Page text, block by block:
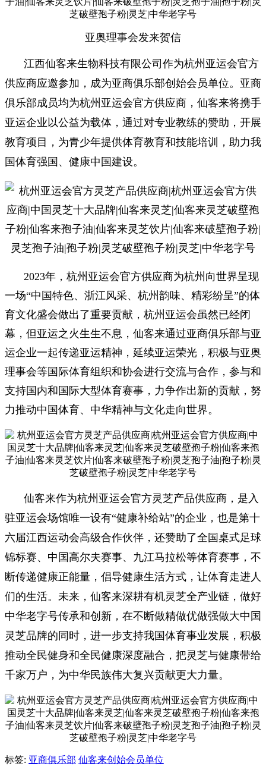
亚奥理事会发来贺信
江西仙客来生物科技有限公司作为杭州亚运会官方
供应商应邀参加，成为亚商俱乐部创始会员单位。亚商
俱乐部成员均为杭州亚运会官方供应商，仙客来将携手
亚运企业以公益为载体，通过对专业教练的赞助，开展
教育项目，为青少年提供体育教育和技能培训，助力我
国体育强国、健康中国建设。
2023年，杭州亚运会官方供应商为杭州向世界呈现
一场“中国特色、浙江风采、杭州韵味、精彩纷呈”的体
育文化盛会做出了重要贡献，杭州亚运会虽然已经闭
幕，但亚运之火生生不息，仙客来通过亚商俱乐部与亚
运企业一起传递亚运精神，延续亚运荣光，积极与亚奥
理事会等国际体育组织和协会进行交流与合作，参与和
支持国内和国际大型体育赛事，力争作出新的贡献，努
力推动中国体育、中华精神与文化走向世界。
仙客来作为杭州亚运会官方灵芝产品供应商，是入
驻亚运会场馆唯一设有“健康补给站”的企业，也是第十
六届江西运动会高级合作伙伴， 还赞助了全国桌式足球
锦标赛、中国高尔夫赛事、九江马拉松等体育赛事，不
断传递健康正能量，倡导健康生活方式，让体育走进人
们的生活。未来，仙客来深耕有机灵芝全产业链，做好
中华老字号传承和创新，在不断做精做优做强做大中国
灵芝品牌的同时，进一步支持我国体育事业发展 ， 积极
推动全民健身和全民健康深度融合，把灵芝与健康带给
千家万户，为中华民族伟大复兴贡献更大力量。
标签: 亚商俱乐部 仙客来创始会员单位